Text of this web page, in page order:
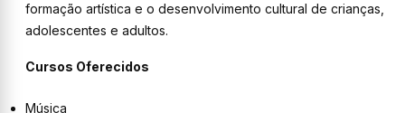
formação artística e o desenvolvimento cultural de crianças,
adolescentes e adultos.
Cursos Oferecidos
Música